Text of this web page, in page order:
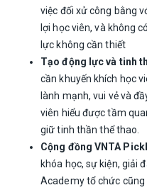
việc đối xử công bằng
lợi học viên, và không
lực không cần thiết
Tạo động lực và tinh
cần khuyến khích học
lành mạnh, vui vẻ và
viên hiểu được tầm
giữ tinh thần thể thao.
Cộng đồng VNTA
khóa học, sự kiện, giải
Academy tổ chức cũng